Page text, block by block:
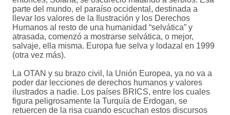
parte del mundo, el paraíso occidental, destinada a
llevar los valores de la Ilustración y los Derechos
Humanos al resto de una humanidad “selvática” y
atrasada, comenzó a mostrarse selvática, o mejor,
salvaje, ella misma. Europa fue selva y lodazal en 1999
(otra vez más).
La OTAN y su brazo civil, la Unión Europea, ya no va a
poder dar lecciones de derechos humanos y valores
ilustrados a nadie. Los países BRICS, entre los cuales
figura peligrosamente la Turquía de Erdogan, se
retuercen de la risa cuando escuchan estos discursos